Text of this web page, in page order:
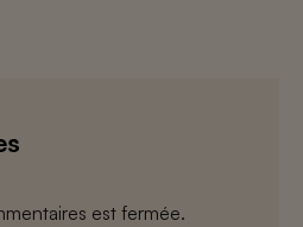
est fermée.